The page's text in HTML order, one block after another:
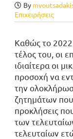
By
Επιχειρήσεις
Καθώς το 2022
τέλος του, οι
ιδιαίτερα οι
προσοχή να
την
ζητημάτων που
προκλήσεις
των
τελευταίων